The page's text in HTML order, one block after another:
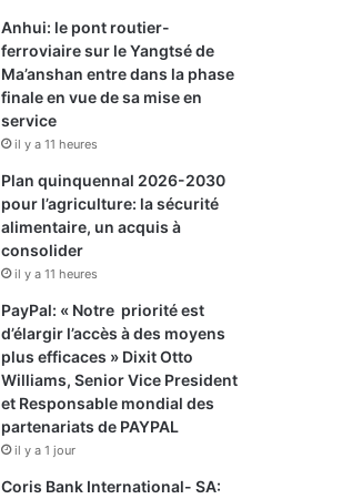
Anhui: le pont routier-
ferroviaire sur le Yangtsé de
Ma’anshan entre dans la phase
finale en vue de sa mise en
service
il y a 11 heures
Plan quinquennal 2026-2030
pour l’agriculture: la sécurité
alimentaire, un acquis à
consolider
il y a 11 heures
PayPal: « Notre priorité est
d’élargir l’accès à des moyens
plus efficaces » Dixit Otto
Williams, Senior Vice President
et Responsable mondial des
partenariats de PAYPAL
il y a 1 jour
Coris Bank International- SA: